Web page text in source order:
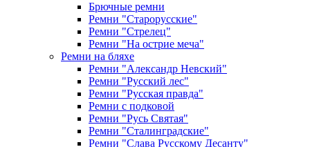
Брючные ремни
Ремни "Старорусские"
Ремни "Стрелец"
Ремни "На острие меча"
Ремни на бляхе
Ремни "Александр Невский"
Ремни "Русский лес"
Ремни "Русская правда"
Ремни с подковой
Ремни "Русь Святая"
Ремни "Сталинградские"
Ремни "Слава Русскому Десанту"